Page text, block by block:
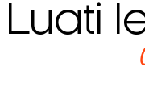
Luati